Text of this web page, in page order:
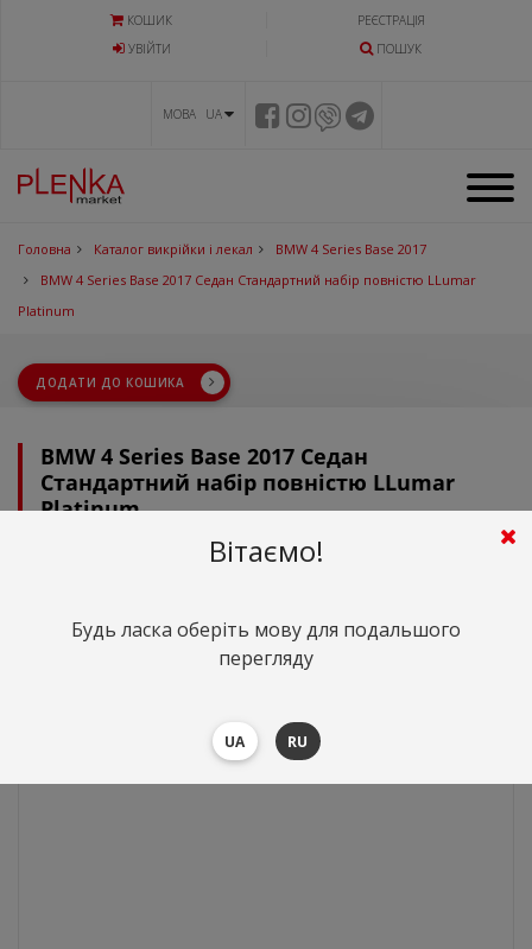
КОШИК
РЕЄСТРАЦІЯ
УВIЙТИ
ПОШУК
МОВА UA
Головна Каталог викрійки і лекал
BMW 4 Series Base 2017
BMW 4 Series Base 2017 Седан Стандартний набір повністю LLumar
Platinum
ДОДАТИ ДО КОШИКА
BMW 4 Series Base 2017 Седан
Стандартний набір повністю LLumar
Platinum
Вітаємо!
Будь ласка оберіть мову для подальшого
перегляду
UA RU